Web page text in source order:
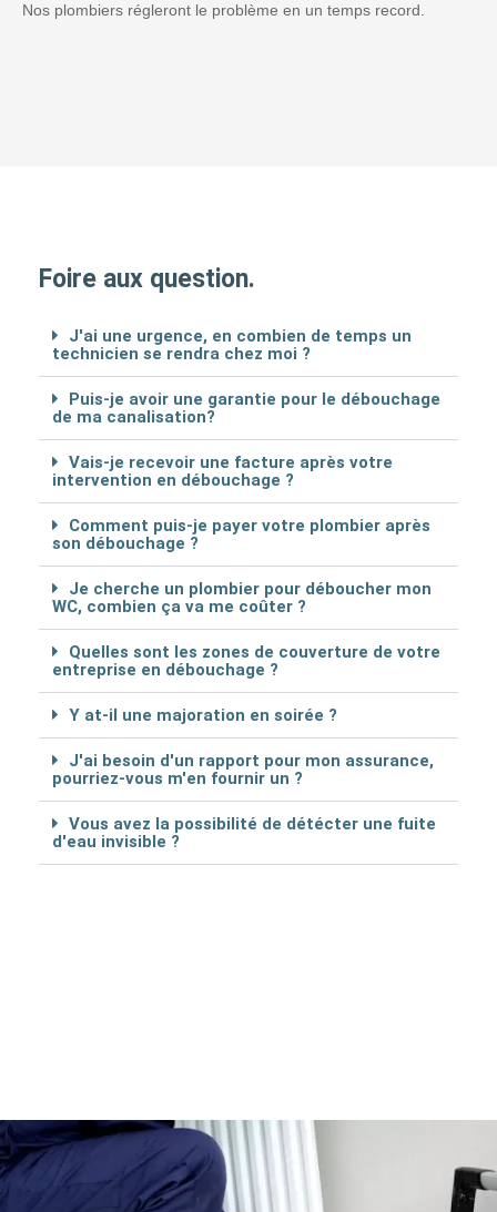
Nos plombiers régleront le problème en un temps record.
Foire aux question.
J'ai une urgence, en combien de temps un
technicien se rendra chez moi ?
Puis-je avoir une garantie pour le débouchage
de ma canalisation?
Vais-je recevoir une facture après votre
intervention en débouchage ?
Comment puis-je payer votre plombier après
son débouchage ?
Je cherche un plombier pour déboucher mon
WC, combien ça va me coûter ?
Quelles sont les zones de couverture de votre
entreprise en débouchage ?
Y at-il une majoration en soirée ?
J'ai besoin d'un rapport pour mon assurance,
pourriez-vous m'en fournir un ?
Vous avez la possibilité de détécter une fuite
d'eau invisible ?